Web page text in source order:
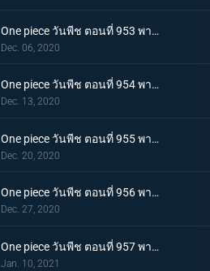
One piece วันพีช ตอนที่ 953 พากย์ไทย คำสารภาพของฮิโยริ! พานพบอีกครั้งที่สะพานโออิฮิงิ
Dec. 06, 2020
One piece วันพีช ตอนที่ 954 พากย์ไทย ชื่อของมันคือเอ็นมะ! สุดยอดดาบของโอเด้ง!
Dec. 13, 2020
One piece วันพีช ตอนที่ 955 พากย์ไทย พันธมิตรใหม่? รวมพลกองกำลังไคโด!
Dec. 20, 2020
One piece วันพีช ตอนที่ 956 พากย์ไทย การต่อสู้ครั้งใหญ่! กลุ่มหมวกฟางเข้าโหมดต่อสู้!
Dec. 27, 2020
One piece วันพีช ตอนที่ 957 พากย์ไทย ข่าวใหญ่! เหตุการณ์ที่ส่งผลต่อ 7 เทพโจรสลัด!
Jan. 10, 2021